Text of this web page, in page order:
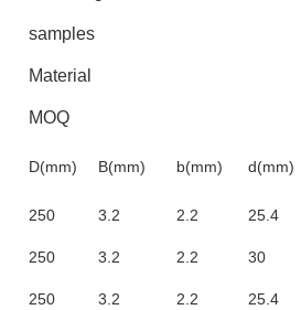
samples
Material
MOQ
D(mm) B(mm) b(mm) d(mm)
250 3.2 2.2 25.4
250 3.2 2.2 30
250 3.2 2.2 25.4